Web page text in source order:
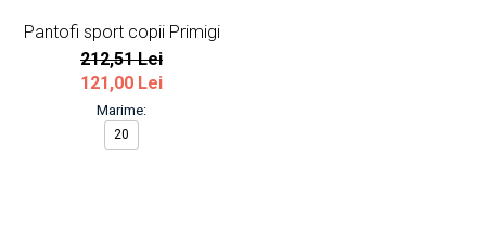
Pantofi sport copii Primigi
212,51 Lei
121,00 Lei
Marime:
20